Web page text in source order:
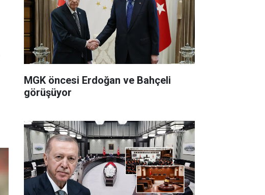
MGK öncesi Erdoğan ve Bahçeli
görüşüyor